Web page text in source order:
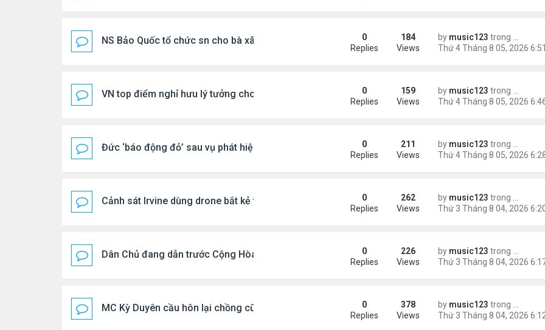
NS Bảo Quốc tổ chức sn cho bà xã by music123 trong
0
Replies
184
Views
VN top điểm nghỉ hưu lý tưởng cho người Mỹ by music123 trong
0
Replies
159
Views
Đức ‘báo động đỏ’ sau vụ phát hiện UAV mang chất nổ ở sân bay by music123 trong
0
Replies
211
Views
Cảnh sát Irvine dùng drone bắt kẻ trộm trong Walmart by music123 trong
0
Replies
262
Views
Dân Chủ đang dẫn trước Cộng Hòa trong các cuộc thăm dò dư luận by music123 trong
0
Replies
226
Views
MC Kỳ Duyên cầu hôn lại chồng cũ by music123 trong
0
Replies
378
Views